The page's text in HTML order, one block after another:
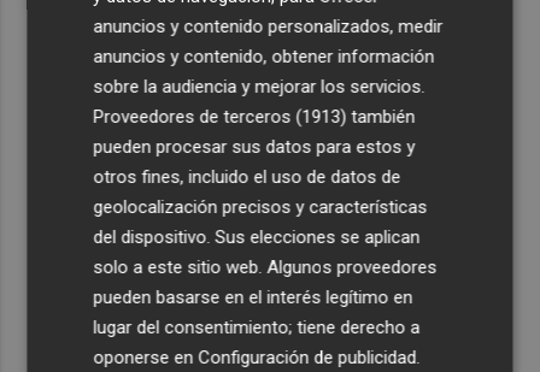
anuncios y contenido personalizados, medir
anuncios y contenido, obtener información
sobre la audiencia y mejorar los servicios.
Proveedores de terceros (1913) también
pueden procesar sus datos para estos y
otros fines, incluido el uso de datos de
geolocalización precisos y características
del dispositivo. Sus elecciones se aplican
solo a este sitio web. Algunos proveedores
pueden basarse en el interés legítimo en
lugar del consentimiento; tiene derecho a
oponerse enConfiguración de publicidad